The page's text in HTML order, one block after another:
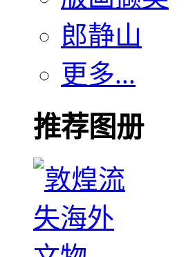
郎静山
更多...
推荐图册